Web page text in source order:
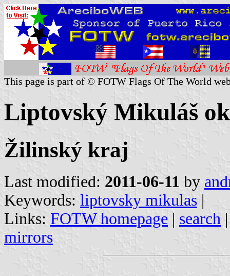
This page is part of © FOTW Flags Of The World
Liptovský Mikuláš
Žilinský kraj
Last modified: 2011-06-11 by
Keywords: liptovsky mikulas |
Links: FOTW homepage | search
mirrors